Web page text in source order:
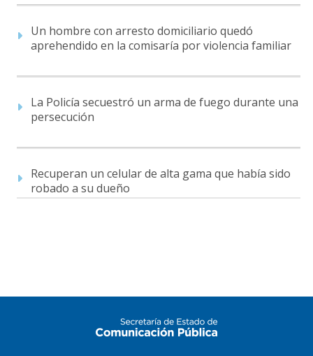
Un hombre con arresto domiciliario quedó
aprehendido en la comisaría por violencia familiar
La Policía secuestró un arma de fuego durante una
persecución
Recuperan un celular de alta gama que había sido
robado a su dueño